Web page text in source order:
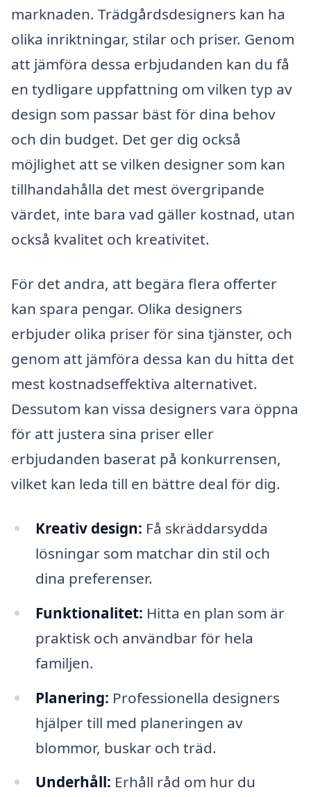
marknaden. Trädgårdsdesigners kan ha
olika inriktningar, stilar och priser. Genom
att jämföra dessa erbjudanden kan du få
en tydligare uppfattning om vilken typ av
design som passar bäst för dina behov
och din budget. Det ger dig också
möjlighet att se vilken designer som kan
tillhandahålla det mest övergripande
värdet, inte bara vad gäller kostnad, utan
också kvalitet och kreativitet.
För det andra, att begära flera offerter
kan spara pengar. Olika designers
erbjuder olika priser för sina tjänster, och
genom att jämföra dessa kan du hitta det
mest kostnadseffektiva alternativet.
Dessutom kan vissa designers vara öppna
för att justera sina priser eller
erbjudanden baserat på konkurrensen,
vilket kan leda till en bättre deal för dig.
Kreativ design: Få skräddarsydda
lösningar som matchar din stil och
dina preferenser.
Funktionalitet: Hitta en plan som är
praktisk och användbar för hela
familjen.
Planering: Professionella designers
hjälper till med planeringen av
blommor, buskar och träd.
Underhåll: Erhåll råd om hur du